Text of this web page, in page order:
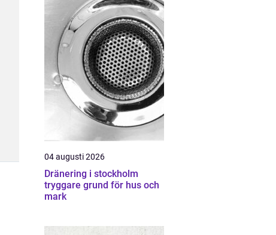
04 augusti 2026
Dränering i stockholm
tryggare grund för hus och
mark